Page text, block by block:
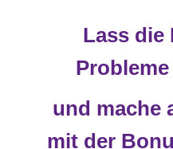
Lass die
und mache
mit der